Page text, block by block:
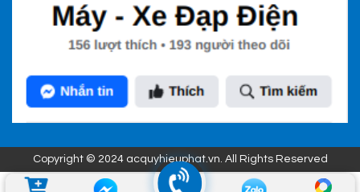
Copyright © 2024 acquyhieuphat.vn. All Rights Reserved